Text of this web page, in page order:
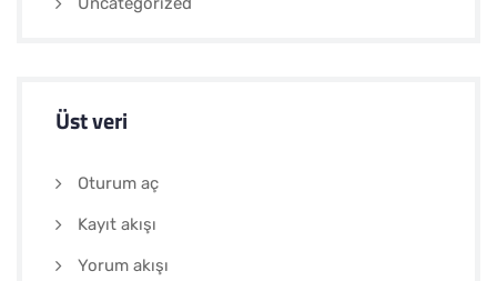
Üst veri
Oturum aç
Kayıt akışı
Yorum akışı